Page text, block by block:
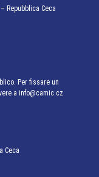
Repubblica Ceca
Per fissare un
a info@camic.cz
Ceca